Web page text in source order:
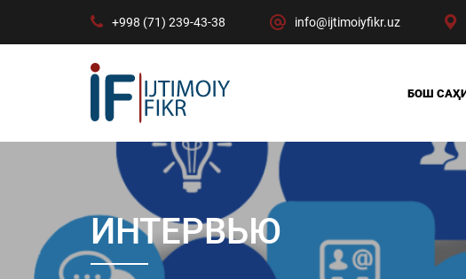
+998 (71) 239-43-38 info@ijtimoiyfikr.uz
БОШ
ИНТЕРВЬЮ